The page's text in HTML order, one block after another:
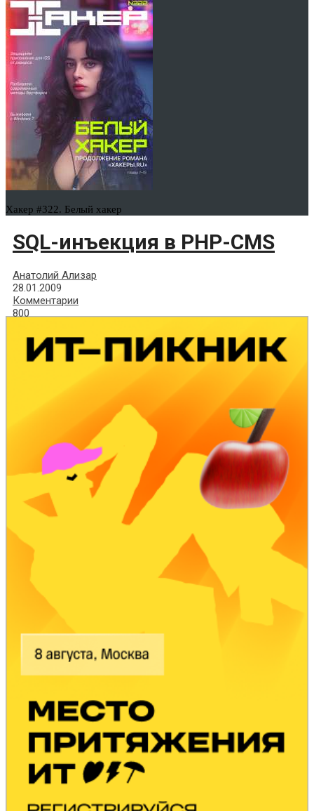
Хакер #322. Белый хакер
SQL-инъекция в PHP-CMS
Анатолий Ализар
28.01.2009
Комментарии
800